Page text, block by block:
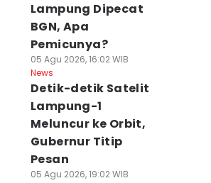
Lampung Dipecat
BGN, Apa
Pemicunya?
05 Agu 2026, 16:02 WIB
News
Detik-detik Satelit
Lampung-1
Meluncur ke Orbit,
Gubernur Titip
Pesan
05 Agu 2026, 19:02 WIB